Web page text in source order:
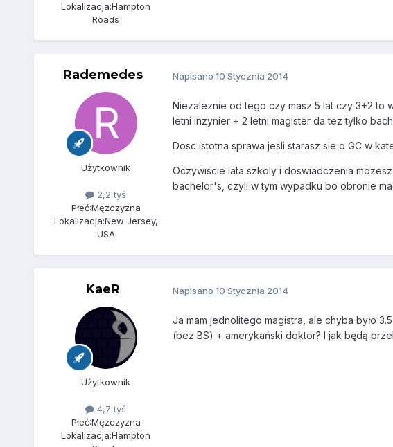
Lokalizacja:Hampton
Roads
Rademedes
Użytkownik
2,2 tyś
Płeć:Mężczyzna
Lokalizacja:New Jersey,
USA
Napisano 10 Stycznia 2014
Niezaleznie od tego czy masz 5 lat czy 3+2 to
letni inzynier + 2 letni magister da tez tylko
Dosc istotna sprawa jesli starasz sie o GC w
Oczywiscie lata szkoly i doswiadczenia
bachelor's, czyli w tym wypadku bo obronie
KaeR
Użytkownik
4,7 tyś
Płeć:Mężczyzna
Lokalizacja:Hampton
Napisano 10 Stycznia 2014
Ja mam jednolitego magistra, ale chyba było
(bez BS) + amerykański doktor? I jak będą